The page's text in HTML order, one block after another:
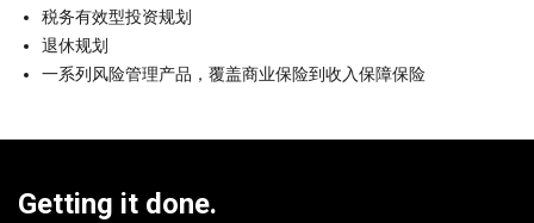
税务有效型投资规划
退休规划
一系列风险管理产品，覆盖商业保险到收入保障保险
Getting it done.